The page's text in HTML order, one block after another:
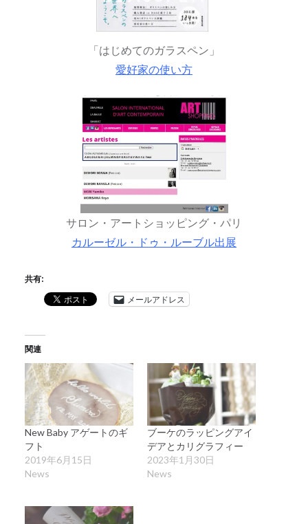
「はじめてのガラスペン」
愛好家の使い方
サロン・アートショッピング・パリ
カルーゼル・ドゥ・ルーブル出展
共有:
メールアドレス
関連
New Baby アゲートのギ
フト
2019年6月15日
News
ブーケのラッピングアイ
デアとカリグラフィー
2023年1月30日
News